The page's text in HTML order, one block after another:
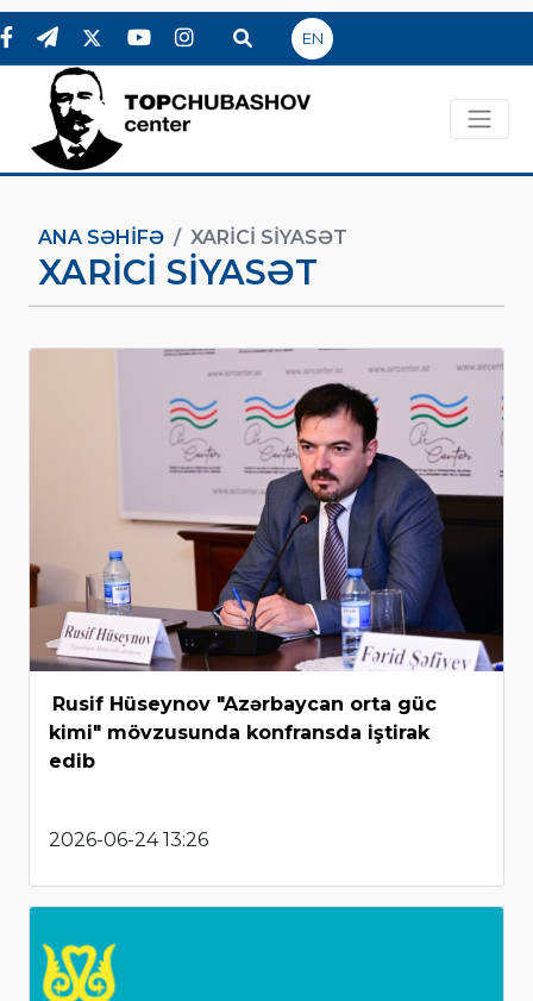
EN
ANA SƏHIFƏ XARICI SIYASƏT
XARICI SIYASƏT
Rusif Hüseynov "Azərbaycan orta güc
kimi" mövzusunda konfransda iştirak
edib
2026-06-24 13:26